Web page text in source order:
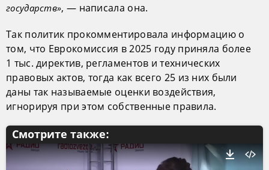
государств», — написала она.
Так политик прокомментировала информацию о
том, что Еврокомиссия в 2025 году приняла более
1 тыс. директив, регламентов и технических
правовых актов, тогда как всего 25 из них были
даны так называемые оценки воздействия,
игнорируя при этом собственные правила.
Смотрите также: